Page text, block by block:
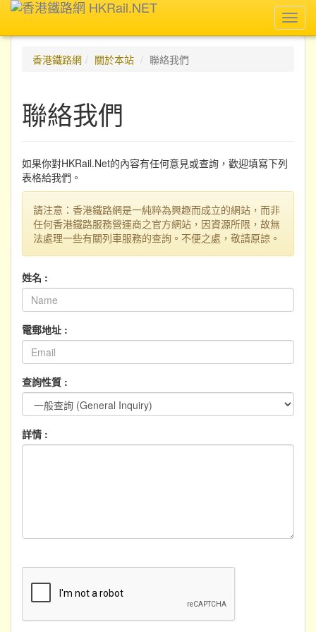
香港鐵路網
關於本站 聯絡我們
聯絡我們
如果你對HKRail.Net的內容有任何意見或查詢，歡迎填寫下列
表格給我們。
請注意：香港鐵路網是一純粹為興趣而成立的網站，而非
任何香港鐵路服務營運商之官方網站，因資源所限，故無
法處理一些有關列車服務的查詢。不便之處，敬請原諒。
姓名 :
電郵地址 :
查詢性質 :
詳情 :